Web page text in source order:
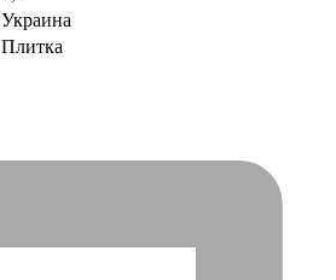
Украина
Плитка